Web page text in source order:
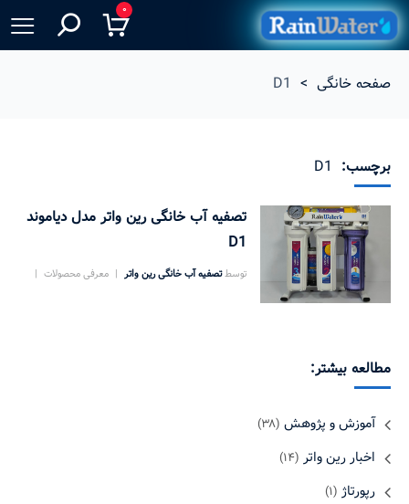
۰
صفحه خانگی >
D1
برچسب: D1
تصفیه آب خانگی رین واتر مدل دیاموند
D1
توسطتصفیه آب خانگی رین واتر
معرفی محصولات
مطالعه بیشتر:
آموزش و پژوهش (۳۸)
اخبار رین واتر (۱۴)
رپورتاژ (۱)